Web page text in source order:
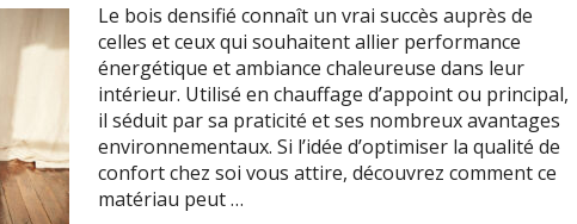
Le bois densifié connaît un vrai succès auprès de
celles et ceux qui souhaitent allier performance
énergétique et ambiance chaleureuse dans leur
intérieur. Utilisé en chauffage d’appoint ou principal,
il séduit par sa praticité et ses nombreux avantages
environnementaux. Si l’idée d’optimiser la qualité de
confort chez soi vous attire, découvrez comment ce
matériau peut …